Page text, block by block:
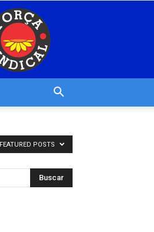
FEATURED POSTS